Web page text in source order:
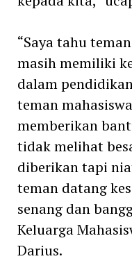
“Saya tahu
masih memiliki
dalam
teman
memberikan
tidak melihat
diberikan tapi
teman datang
senang dan
Keluarga
Darius.